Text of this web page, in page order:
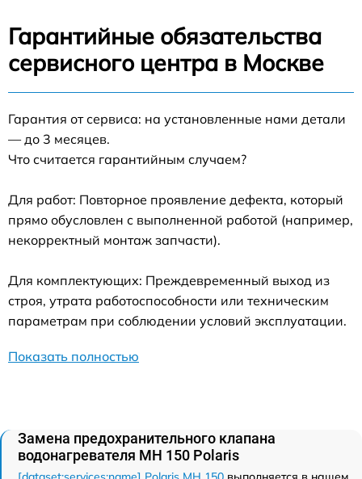
Гарантийные обязательства
сервисного центра в Москве
Гарантия от сервиса: на установленные нами детали
— до 3 месяцев.
Что считается гарантийным случаем?
Для работ: Повторное проявление дефекта, который
прямо обусловлен с выполненной работой (например,
некорректный монтаж запчасти).
Для комплектующих: Преждевременный выход из
строя, утрата работоспособности или техническим
параметрам при соблюдении условий эксплуатации.
Показать полностью
Замена предохранительного клапана
водонагревателя MH 150 Polaris